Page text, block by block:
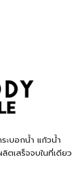
ะบอกน้ำ แก้วน้ำ
เสร็จจบในที่เดียว